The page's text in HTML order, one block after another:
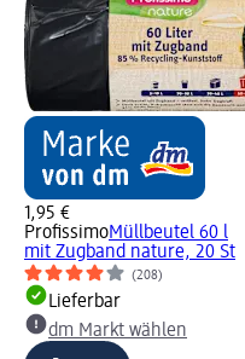
1,95 €
ProfissimoMüllbeutel 60 l
mit Zugband nature, 20 St
(208)
Lieferbar
dm Markt wählen